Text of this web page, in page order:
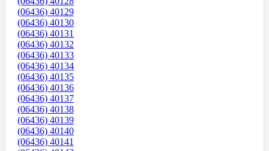
(06436) 40129
(06436) 40130
(06436) 40131
(06436) 40132
(06436) 40133
(06436) 40134
(06436) 40135
(06436) 40136
(06436) 40137
(06436) 40138
(06436) 40139
(06436) 40140
(06436) 40141